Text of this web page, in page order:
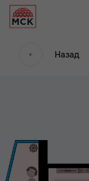
Назад